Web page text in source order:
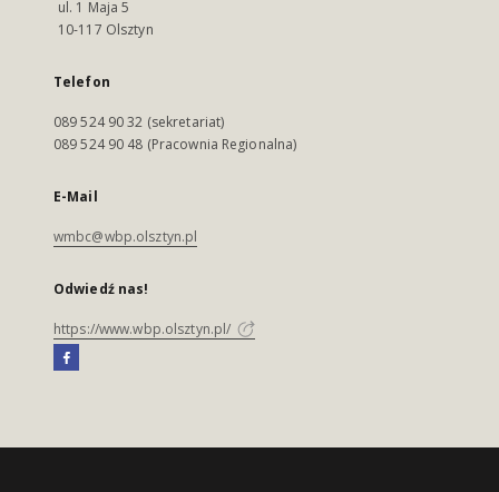
ul. 1 Maja 5
10-117 Olsztyn
Telefon
089 524 90 32 (sekretariat)
089 524 90 48 (Pracownia Regionalna)
E-Mail
wmbc@wbp.olsztyn.pl
Odwiedź nas!
https://www.wbp.olsztyn.pl/